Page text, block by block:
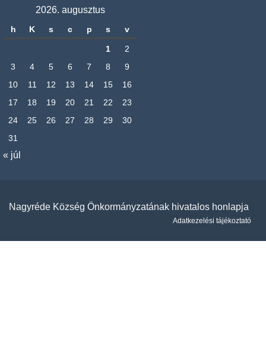
2026. augusztus
h K s c p s v
1
2
3
4 5 6 7 8
9
10
11 12 13 14 15
16
17
18 19 20 21 22
23
24
25 26 27 28 29
30
31
« júl
Nagyréde Község Önkormányzatának hivatalos honlapja
Adatkezelési tájékoztató